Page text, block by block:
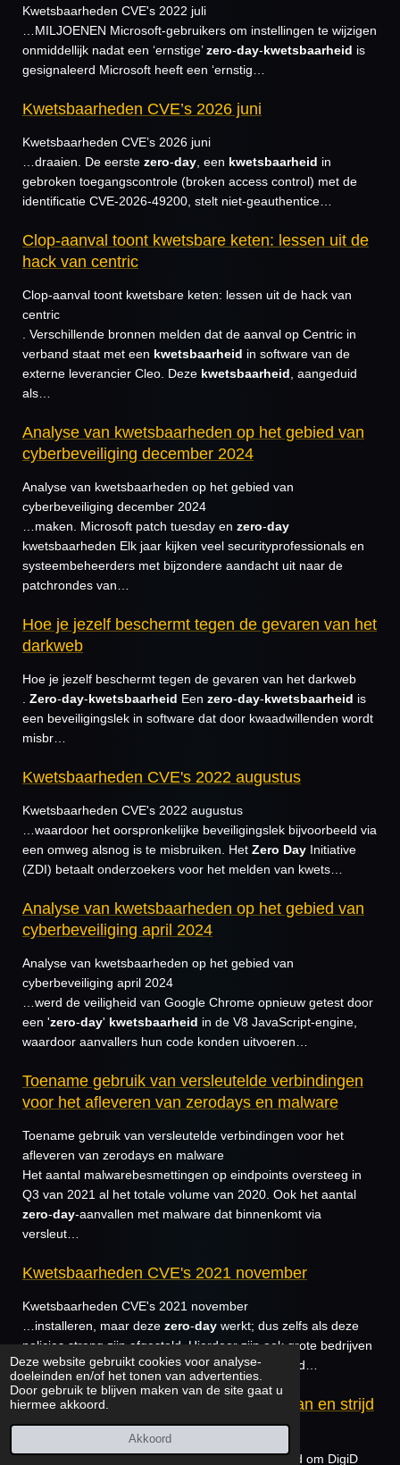
Deze website gebruikt cookies voor analyse-
doeleinden en/of het tonen van advertenties.
Door gebruik te blijven maken van de site gaat u
hiermee akkoord.
Akkoord
Kwetsbaarheden CVE's 2022 juli
…MILJOENEN Microsoft-gebruikers om instellingen te wijzigen
onmiddellijk nadat een ‘ernstige’zero-day-kwetsbaarheid is
gesignaleerd Microsoft heeft een ‘ernstig…
Kwetsbaarheden CVE’s 2026 juni
Kwetsbaarheden CVE’s 2026 juni
…draaien. De eerste zero-day , een kwetsbaarheid in
gebroken toegangscontrole (broken access control) met de
identificatie CVE-2026-49200, stelt niet-geauthentice…
Clop-aanval toont kwetsbare keten: lessen uit de
hack van centric
Clop-aanval toont kwetsbare keten: lessen uit de hack van
centric
. Verschillende bronnen melden dat de aanval op Centric in
verband staat met een kwetsbaarheid in software van de
externe leverancier Cleo. Deze kwetsbaarheid , aangeduid
als…
Analyse van kwetsbaarheden op het gebied van
cyberbeveiliging december 2024
Analyse van kwetsbaarheden op het gebied van
cyberbeveiliging december 2024
…maken. Microsoft patch tuesday en zero-day
kwetsbaarheden Elk jaar kijken veel securityprofessionals en
systeembeheerders met bijzondere aandacht uit naar de
patchrondes van…
Hoe je jezelf beschermt tegen de gevaren van het
darkweb
Hoe je jezelf beschermt tegen de gevaren van het darkweb
Zero-day-kwetsbaarheid Een zero-day-kwetsbaarheid is
een beveiligingslek in software dat door kwaadwillenden wordt
misbr…
Kwetsbaarheden CVE's 2022 augustus
Kwetsbaarheden CVE's 2022 augustus
…waardoor het oorspronkelijke beveiligingslek bijvoorbeeld via
een omweg alsnog is te misbruiken. Het Zero Day Initiative
(ZDI) betaalt onderzoekers voor het melden van kwets…
Analyse van kwetsbaarheden op het gebied van
cyberbeveiliging april 2024
Analyse van kwetsbaarheden op het gebied van
cyberbeveiliging april 2024
…werd de veiligheid van Google Chrome opnieuw getest door
een 'zero-day' kwetsbaarheid in de V8 JavaScript-engine,
waardoor aanvallers hun code konden uitvoeren…
Toename gebruik van versleutelde verbindingen
voor het afleveren van zerodays en malware
Toename gebruik van versleutelde verbindingen voor het
afleveren van zerodays en malware
Het aantal malwarebesmettingen op eindpoints oversteeg in
Q3 van 2021 al het totale volume van 2020. Ook het aantal
zero-day-aanvallen met malware dat binnenkomt via
versleut…
Kwetsbaarheden CVE's 2021 november
Kwetsbaarheden CVE's 2021 november
…installeren, maar deze zero-day werkt; dus zelfs als deze
policies streng zijn afgesteld. Hierdoor zijn ook grote bedrijven
met betere beveiliging kwetsbaar. Normaliter meld…
6 zero days gedicht, Fancy Bear valt aan en strijd
om DigiD
6zerodays gedicht, Fancy Bear valt aan en strijd om DigiD